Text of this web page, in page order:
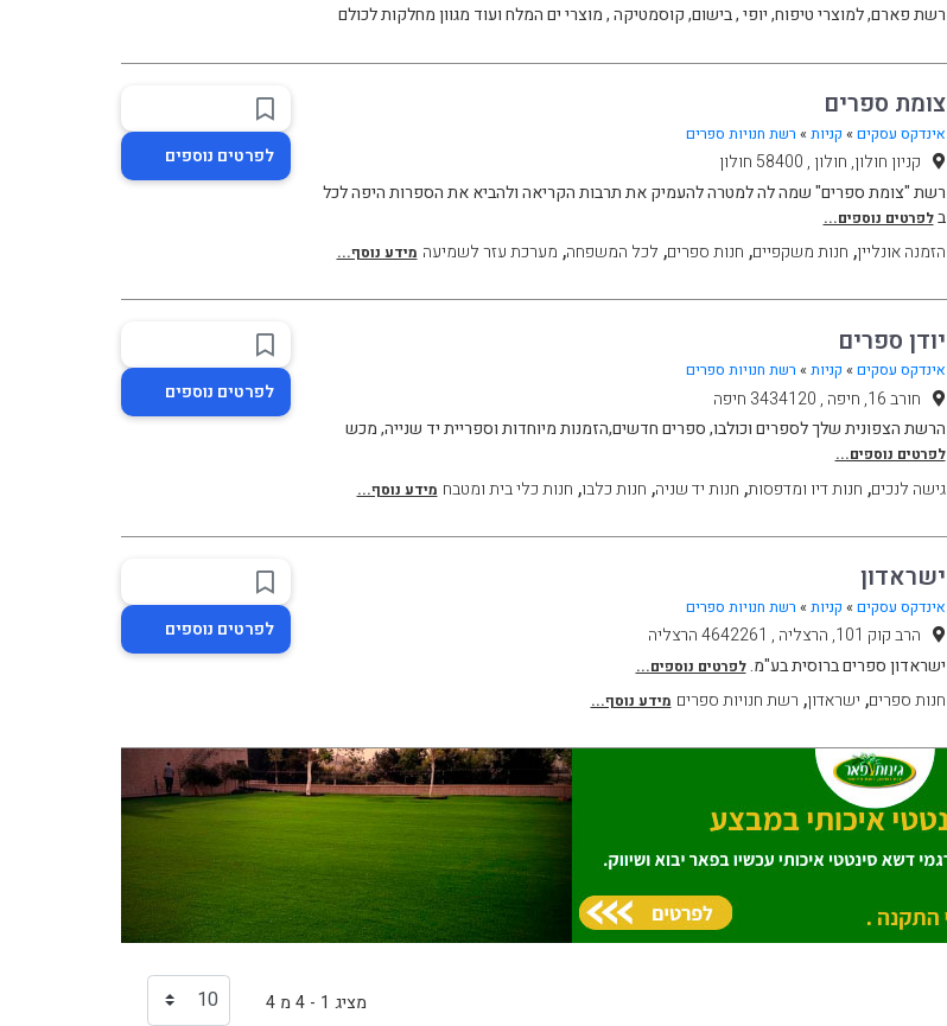
רשת פארם, למוצרי טיפוח, יופי , בישום, קוסמטיקה , מוצרי ים המלח ועוד מגוון מחלקות לכולם
צומת ספרים
אינדקס עסקים » קניות » רשת חנויות ספרים
קניון חולון, חולון , 58400 חולון
רשת "צומת ספרים" שמה לה למטרה להעמיק את תרבות הקריאה ולהביא את הספרות היפה לכל
בלפרטים נוספים...
הזמנה אונליין, חנות משקפיים, חנות ספרים, לכל המשפחה, מערכת עזר לשמיעה מידע נוסף...
לפרטים נוספים
יודן ספרים
אינדקס עסקים » קניות » רשת חנויות ספרים
חורב 16, חיפה , 3434120 חיפה
הרשת הצפונית שלך לספרים וכולבו, ספרים חדשים,הזמנות מיוחדות וספריית יד שנייה, מכש
לפרטים נוספים...
גישה לנכים, חנות דיו ומדפסות, חנות יד שניה, חנות כלבו, חנות כלי בית ומטבח מידע נוסף...
לפרטים נוספים
ישראדון
אינדקס עסקים » קניות » רשת חנויות ספרים
הרב קוק 101, הרצליה , 4642261 הרצליה
ישראדון ספרים ברוסית בע"מ.לפרטים נוספים...
חנות ספרים, ישראדון, רשת חנויות ספרים מידע נוסף...
לפרטים נוספים
מציג 1 - 4 מ 4